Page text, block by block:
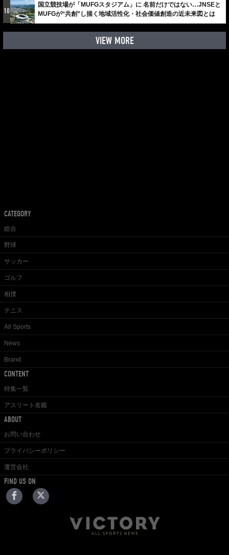
10
国立競技場が「MUFGスタジアム」に 名前だけではない…JNSEと
MUFGが“共創”し描く地域活性化・社会価値創造の近未来図とは
VIEW MORE
CATEGORY
総合
野球
サッカー
ゴルフ
相撲
テニス
All Sports
News
Brand
CONTENT
特集一覧
アスリート名鑑
ABOUT
お問い合わせ
プライバシーポリシー
運営会社
FIND US ON